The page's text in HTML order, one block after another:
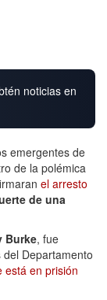
noticias en
emergentes de
de la polémica
el arresto
de una
Burke, fue
Departamento
está en prisión